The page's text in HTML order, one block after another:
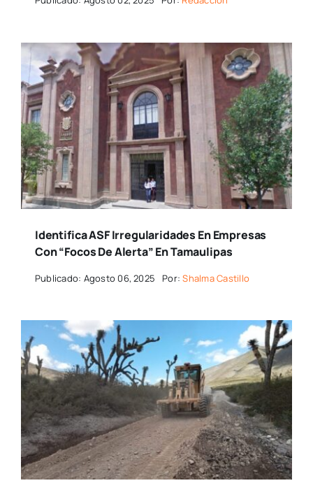
Identifica ASF Irregularidades En Empresas
Con “focos De Alerta” En Tamaulipas
Publicado: Agosto 06, 2025 Por:Shalma Castillo